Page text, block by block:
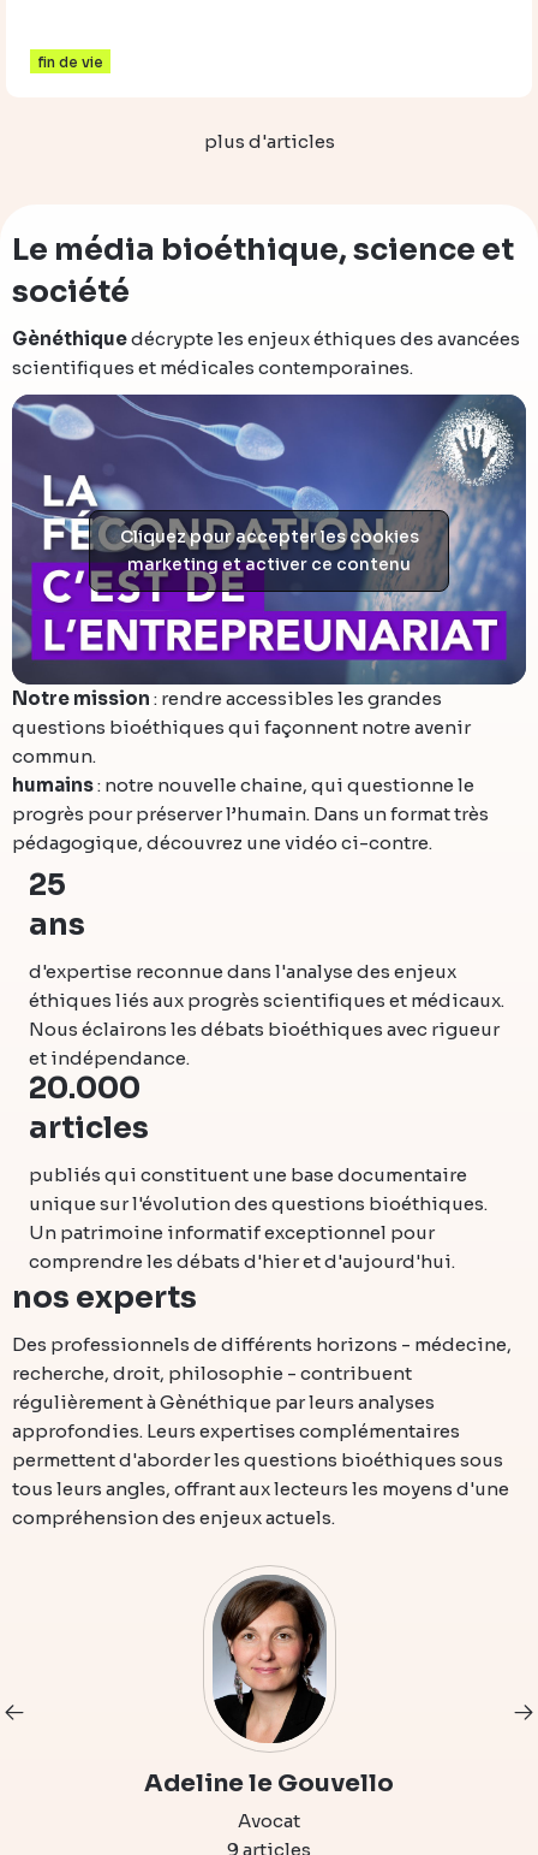
fin de vie
plus d'articles
Le média bioéthique, science et
société
Gènéthiquedécrypte les enjeux éthiques des avancées
scientifiques et médicales contemporaines.
Cliquez pour accepter les cookies
marketing et activer ce contenu
Notre mission : rendre accessibles les grandes
questions bioéthiques qui façonnent notre avenir
commun.
humains: notre nouvelle chaine, qui questionne le
progrès pour préserver l’humain. Dans un format très
pédagogique, découvrez une vidéo ci-contre.
25
ans
d'expertise reconnue dans l'analyse des enjeux
éthiques liés aux progrès scientifiques et médicaux.
Nous éclairons les débats bioéthiques avec rigueur
et indépendance.
20.000
articles
publiés qui constituent une base documentaire
unique sur l'évolution des questions bioéthiques.
Un patrimoine informatif exceptionnel pour
comprendre les débats d'hier et d'aujourd'hui.
nos experts
Des professionnels de différents horizons - médecine,
recherche, droit, philosophie - contribuent
régulièrement à Gènéthique par leurs analyses
approfondies. Leurs expertises complémentaires
permettent d'aborder les questions bioéthiques sous
tous leurs angles, offrant aux lecteurs les moyens d'une
compréhension des enjeux actuels.
Adeline le Gouvello
Avocat
9 articles